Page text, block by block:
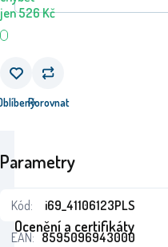
jen526Kč
Porovnat
Parametry
Kód:
i69_41106123PLS
EAN: 8595096943000
Ocenění a certifikáty